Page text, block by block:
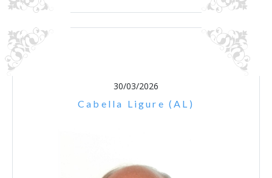
30/03/2026
Cabella Ligure (AL)